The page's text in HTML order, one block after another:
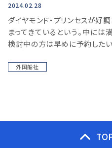
2024.02.28
ダイヤモンド・プリンセスが好
まってきているという。中には
検討中の方は早めに予約したい
外国船社